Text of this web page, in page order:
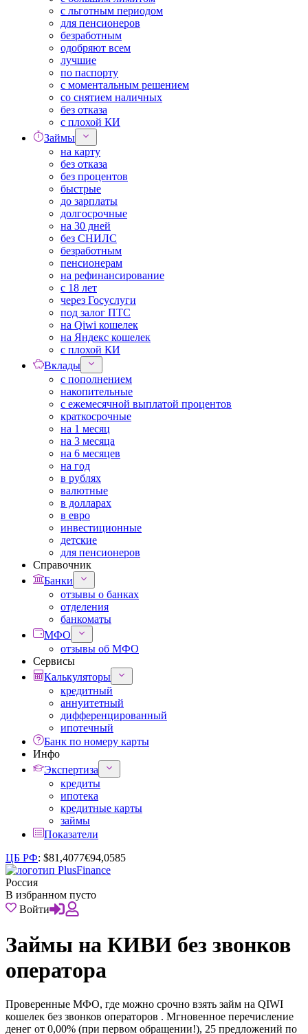
с льготным периодом
для пенсионеров
безработным
одобряют всем
лучшие
по паспорту
с моментальным решением
со снятием наличных
без отказа
с плохой КИ
Займы
на карту
без отказа
без процентов
быстрые
до зарплаты
долгосрочные
на 30 дней
без СНИЛС
безработным
пенсионерам
на рефинансирование
с 18 лет
через Госуслуги
под залог ПТС
на Qiwi кошелек
на Яндекс кошелек
с плохой КИ
Вклады
с пополнением
накопительные
с ежемесячной выплатой процентов
краткосрочные
на 1 месяц
на 3 месяца
на 6 месяцев
на год
в рублях
валютные
в долларах
в евро
инвестиционные
детские
для пенсионеров
Справочник
Банки
отзывы о банках
отделения
банкоматы
МФО
отзывы об МФО
Сервисы
Калькуляторы
кредитный
аннуитетный
дифференцированный
ипотечный
Банк по номеру карты
Инфо
Экспертиза
кредиты
ипотека
кредитные карты
займы
Показатели
ЦБ РФ: $81,4077€94,0585
Россия
В избранном пусто
Войти
Займы на КИВИ без звонков
оператора
Проверенные МФО, где можно срочно взять займ на QIWI
кошелек без звонков операторов . Мгновенное перечисление
денег от 0,00% (при первом обращении!), 25 предложений по